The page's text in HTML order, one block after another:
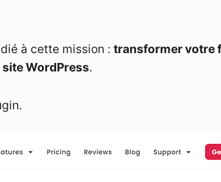
à cette mission : transformer votre
WordPress.